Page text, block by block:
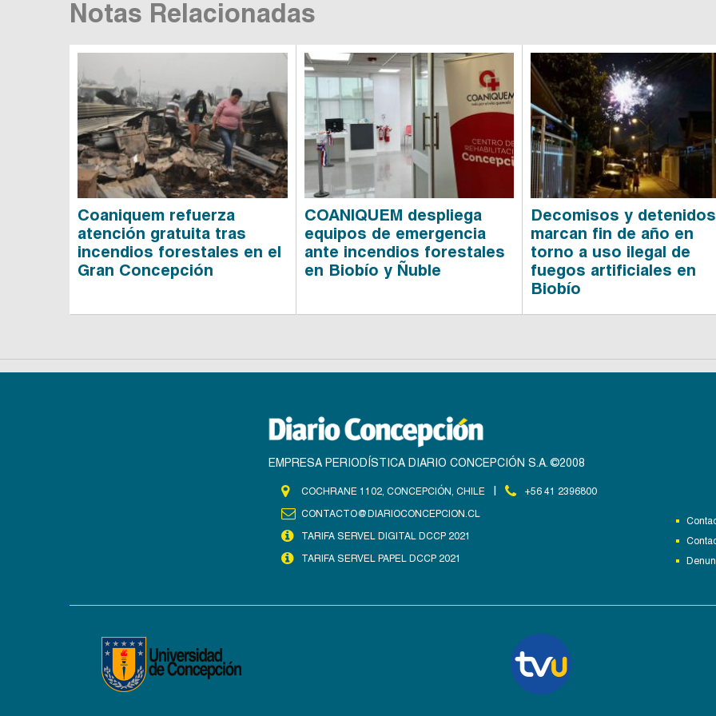
Notas Relacionadas
Coaniquem refuerza
atención gratuita tras
incendios forestales en el
Gran Concepción
COANIQUEM despliega
equipos de emergencia
ante incendios forestales
en Biobío y Ñuble
Decomisos y detenidos
marcan fin de año en
torno a uso ilegal de
fuegos artificiales en
Biobío
EMPRESA PERIODÍSTICA DIARIO CONCEPCIÓN S.A. ©2008
COCHRANE 1102, CONCEPCIÓN, CHILE
+56 41 2396800
CONTACTO@DIARIOCONCEPCION.CL
TARIFA SERVEL DIGITAL DCCP 2021
TARIFA SERVEL PAPEL DCCP 2021